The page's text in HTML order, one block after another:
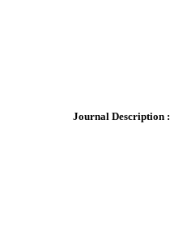
Journal Description :